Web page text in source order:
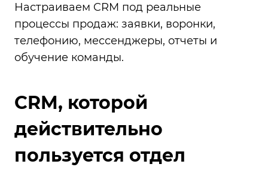
Настраиваем CRM под реальные
процессы продаж: заявки, воронки,
телефонию, мессенджеры, отчеты и
обучение команды.
CRM, которой
действительно
пользуется отдел